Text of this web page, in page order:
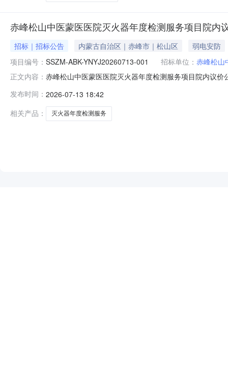
赤峰松山中医蒙医医院灭火器年度检测服务项目院内
招标｜招标公告 内蒙古自治区｜赤峰市｜松山区
弱电安防
项目编号： SSZM-ABK-YNYJ20260713-001 招标单位： 赤峰松山
正文内容： 赤峰松山中医蒙医医院灭火器年度检测服务项目院内议
元二、投标人的资格要求1.有效的法人营业执照（经营
购活动前三年内
发布时间： 2026-07-13 18:42
相关产品：
灭火器年度检测服务